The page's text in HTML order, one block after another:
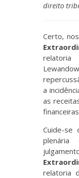
direito
Certo,
a
as
Cuide-se
plenária
relatoria